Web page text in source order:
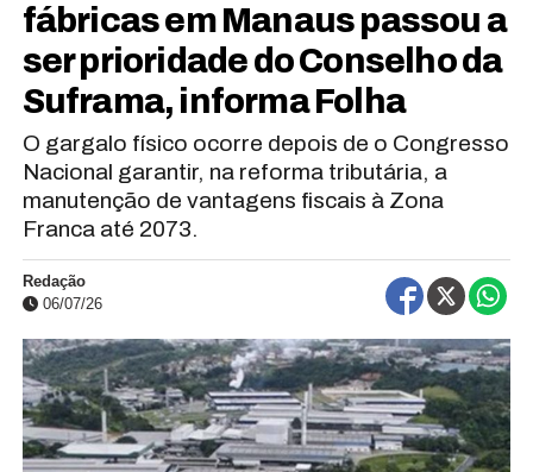
fábricas em Manaus passou a
ser prioridade do Conselho da
Suframa, informa Folha
O gargalo físico ocorre depois de o Congresso
Nacional garantir, na reforma tributária, a
manutenção de vantagens fiscais à Zona
Franca até 2073.
Redação
06/07/26